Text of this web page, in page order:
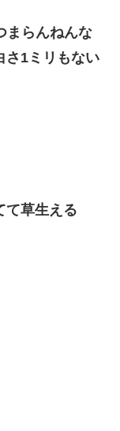
まらんねんな
さ1ミリもない
て草生える